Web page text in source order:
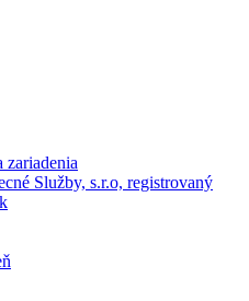
zariadenia
Služby, s.r.o, registrovaný